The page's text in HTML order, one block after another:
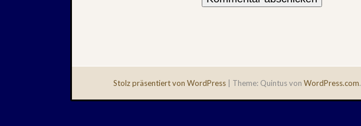
Stolz präsentiert von WordPress Theme: Quintus von WordPress.com.